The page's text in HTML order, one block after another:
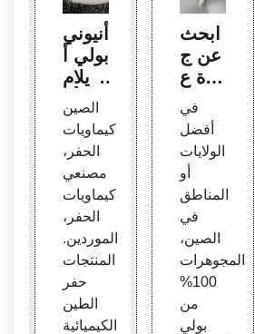
أنيوني
بولي أ
كريلام
يد أبا
م لنس
يج بي
ست
واي #
##رابت
ور
الصين
كيماويات
الحفر،
مصنعي
كيماويات
الحفر،
الموردين.
المنتجات
حفر
الطين
الكيميائية
ابحث
عن ج
ودة ع
الية م
ن ماد
ة بول
ي أكر
يلاميد
بام هي
رستلر
في
أفضل
الولايات
أو
المناطق
في
الصين،
المجوهرات
100%
من
بولي